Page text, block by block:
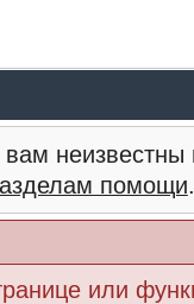
помощи.
или